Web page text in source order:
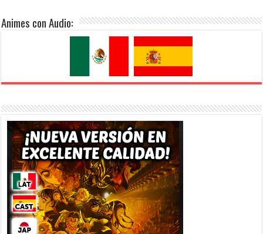
Animes con Audio: